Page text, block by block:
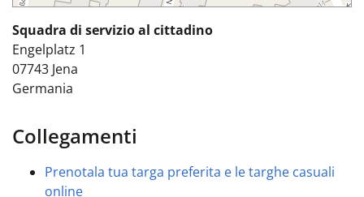
Squadra di servizio al cittadino
Engelplatz 1
07743 Jena
Germania
Collegamenti
Prenotala tua targa preferita e le targhe casuali
online